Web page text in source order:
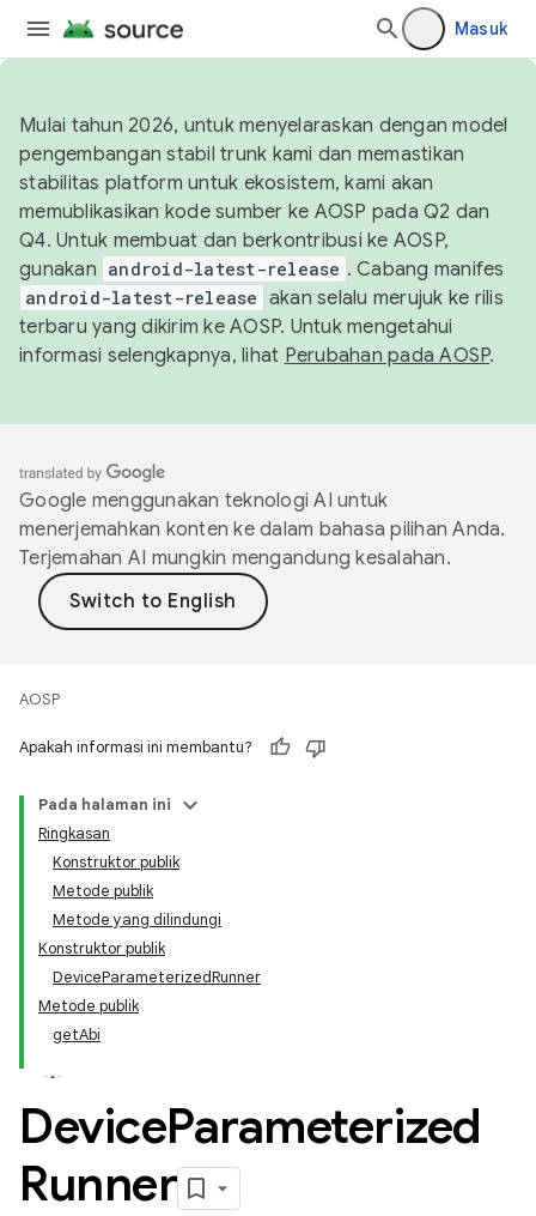
Masuk
Mulai tahun 2026, untuk menyelaraskan dengan model
pengembangan stabil trunk kami dan memastikan
stabilitas platform untuk ekosistem, kami akan
memublikasikan kode sumber ke AOSP pada Q2 dan
Q4. Untuk membuat dan berkontribusi ke AOSP,
gunakan android-latest-release . Cabang manifes
android-latest-release akan selalu merujuk ke rilis
terbaru yang dikirim ke AOSP. Untuk mengetahui
informasi selengkapnya, lihat Perubahan pada AOSP.
Google menggunakan teknologi AI untuk
menerjemahkan konten ke dalam bahasa pilihan Anda.
Terjemahan AI mungkin mengandung kesalahan.
AOSP
Apakah informasi ini membantu?
Pada halaman ini
Ringkasan
Konstruktor publik
Metode publik
Metode yang dilindungi
Konstruktor publik
DeviceParameterizedRunner
Metode publik
getAbi
DeviceParameterized
Runner